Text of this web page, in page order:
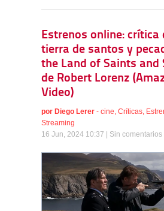
Estrenos online: crítica
tierra de santos y
the Land of Saints and
de Robert Lorenz
Video)
por Diego Lerer - cine, Críticas,
Streaming
16 Jun, 2024 10:37 | Sin comentarios